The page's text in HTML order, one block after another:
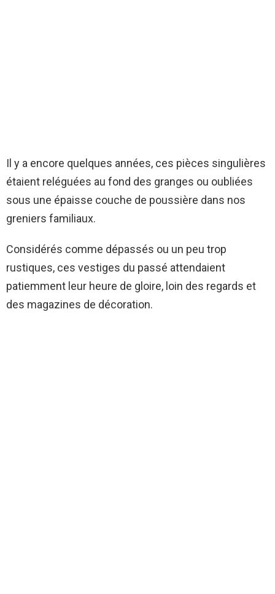
Il y a encore quelques années, ces pièces singulières
étaient reléguées au fond des granges ou oubliées
sous une épaisse couche de poussière dans nos
greniers familiaux.
Considérés comme dépassés ou un peu trop
rustiques, ces vestiges du passé attendaient
patiemment leur heure de gloire, loin des regards et
des magazines de décoration.